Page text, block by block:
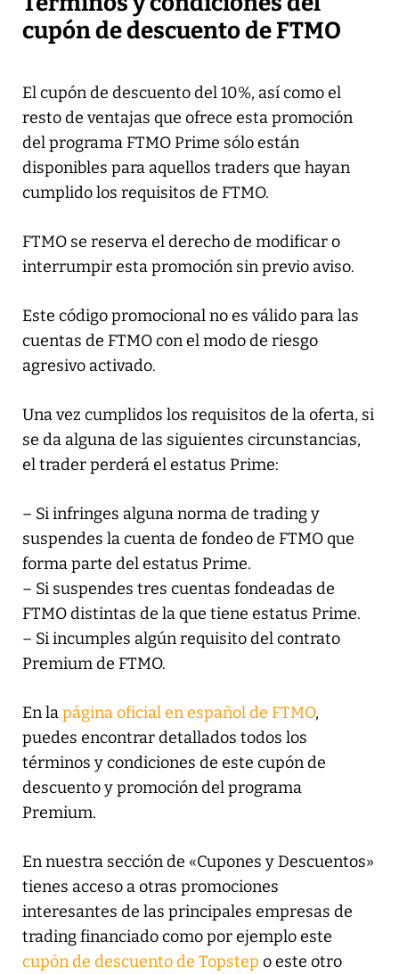
cupón de descuento de FTMO
El cupón de descuento del 10%, así como el
resto de ventajas que ofrece esta promoción
del programa FTMO Prime sólo están
disponibles para aquellos traders que hayan
cumplido los requisitos de FTMO.
FTMO se reserva el derecho de modificar o
interrumpir esta promoción sin previo aviso.
Este código promocional no es válido para las
cuentas de FTMO con el modo de riesgo
agresivo activado.
Una vez cumplidos los requisitos de la oferta, si
se da alguna de las siguientes circunstancias,
el trader perderá el estatus Prime:
– Si infringes alguna norma de trading y
suspendes la cuenta de fondeo de FTMO que
forma parte del estatus Prime.
– Si suspendes tres cuentas fondeadas de
FTMO distintas de la que tiene estatus Prime.
– Si incumples algún requisito del contrato
Premium de FTMO.
En lapágina oficial en español de FTMO,
puedes encontrar detallados todos los
términos y condiciones de este cupón de
descuento y promoción del programa
Premium.
En nuestra sección de «Cupones y Descuentos»
tienes acceso a otras promociones
interesantes de las principales empresas de
trading financiado como por ejemplo este
cupón de descuento de Topstep o este otro